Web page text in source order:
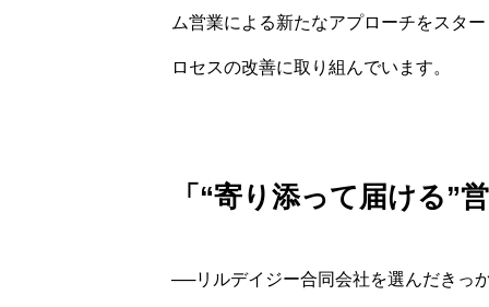
ム営業による新たなアプローチをスタ
ロセスの改善に取り組んでいます。
「“寄り添って届ける
──リルデイジー合同会社を選んだきっ